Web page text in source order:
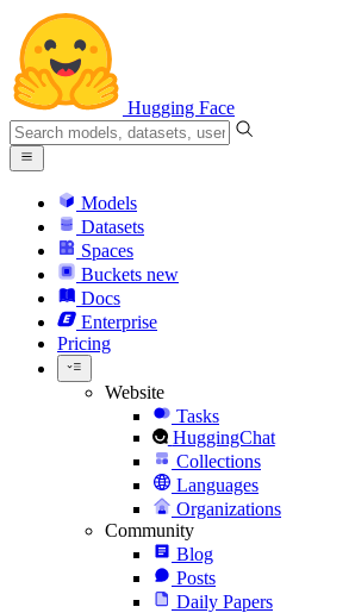
Hugging Face
Models
Datasets
Spaces
Buckets new
Docs
Enterprise
Pricing
Website
Tasks
HuggingChat
Collections
Languages
Organizations
Community
Blog
Posts
Daily Papers